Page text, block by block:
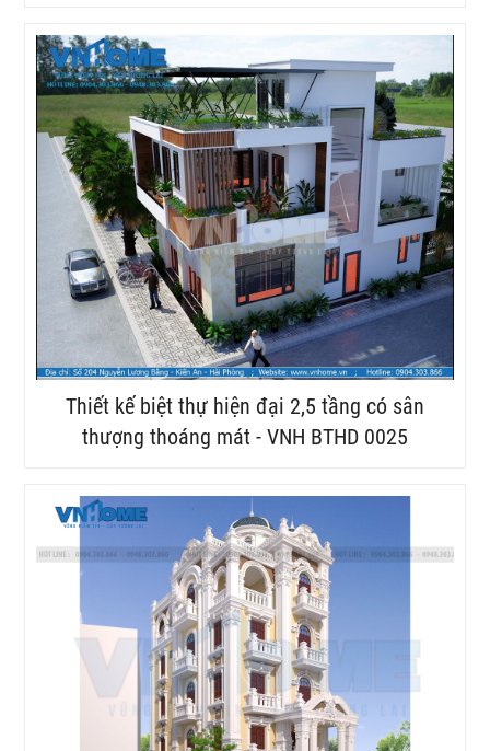
Thiết kế biệt thự hiện đại 2,5 tầng có sân
thượng thoáng mát - VNH BTHD 0025